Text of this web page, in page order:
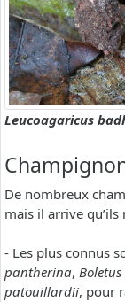
Leucoagaricus
De nombreux
mais il arrive
- Les plus connus
pantherina,
patouillardii, pour